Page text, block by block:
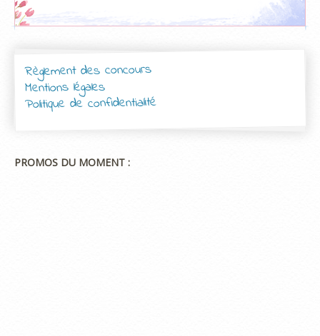
Règlement des concours
Mentions légales
Politique de confidentialité
PROMOS DU MOMENT :